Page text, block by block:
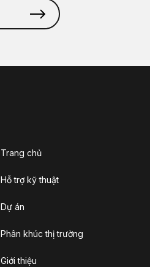
Trang chủ
Hỗ trợ kỹ thuật
Dự án
Phân khúc thị trường
Giới thiệu